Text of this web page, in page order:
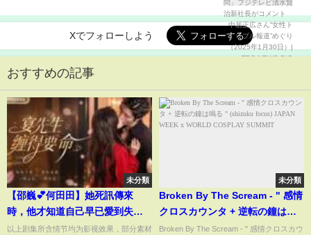
Xでフォローしよう
おすすめの記事
未分類
【邵巍💕何田田】她死訊傳來
時，他才知道自己早已愛到失
控！重生換身份後她只想搞事
以上剧集所含情节均为影视效果，部分素材
未分類
Broken By The Scream - " 感情
クロスカウンタ + 逆転の鐘は鳴
る " (shizuku focus) JAPAN
Broken By The Scream - " 感情クロスカウ